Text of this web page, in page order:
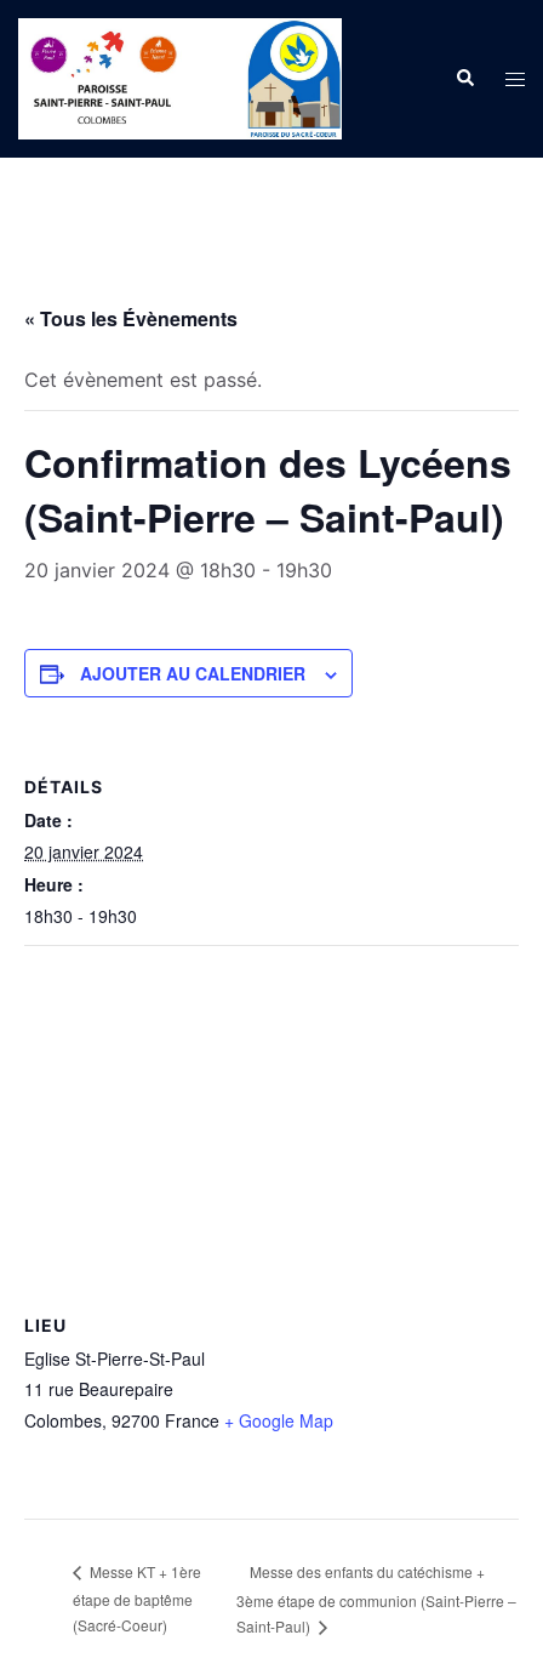
Aller
contenu
« Tous les Évènements
Cet évènement est passé.
Confirmation des Lycéens
(Saint-Pierre – Saint-Paul)
20 janvier 2024 @ 18h30 - 19h30
AJOUTER AU CALENDRIER
DÉTAILS
Date :
20 janvier 2024
Heure :
18h30 - 19h30
LIEU
Eglise St-Pierre-St-Paul
11 rue Beaurepaire
Colombes, 92700 France + Google Map
Messe KT + 1ère
étape de baptême
(Sacré-Coeur)
Messe des enfants du catéchisme +
3ème étape de communion (Saint-Pierre –
Saint-Paul)